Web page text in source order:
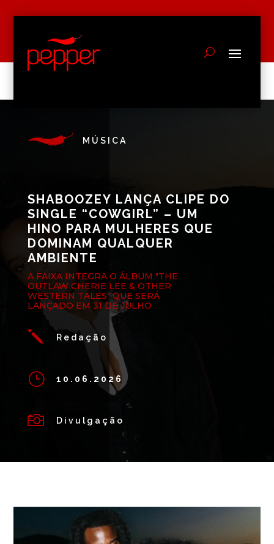
MÚSICA
SHABOOZEY LANÇA CLIPE DO
SINGLE “COWGIRL” – UM
HINO PARA MULHERES QUE
DOMINAM QUALQUER
AMBIENTE
A FAIXA INTEGRA O ÁLBUM "THE
OUTLAW CHERIE LEE & OTHER
WESTERN TALES" QUE SERÁ
LANÇADO EM 31 DE JULHO
j Redação
} 10.06.2026
 Divulgação